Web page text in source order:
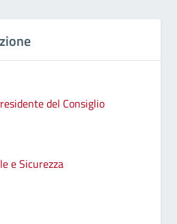
del Consiglio
e Sicurezza